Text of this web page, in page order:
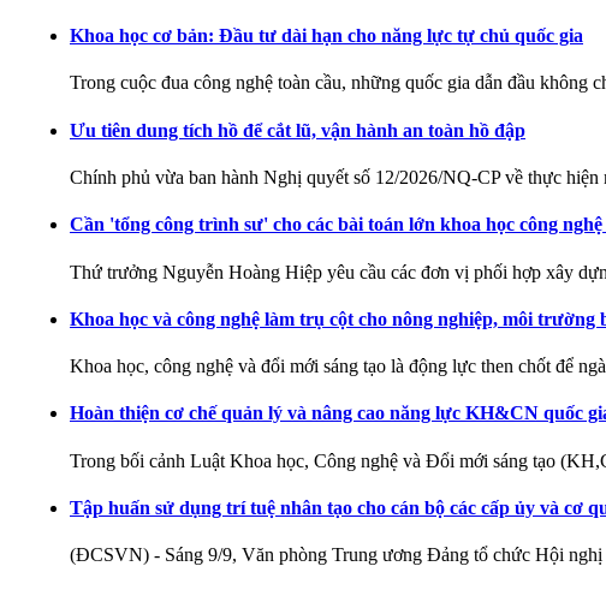
Khoa học cơ bản: Đầu tư dài hạn cho năng lực tự chủ quốc gia
Trong cuộc đua công nghệ toàn cầu, những quốc gia dẫn đầu không
Ưu tiên dung tích hồ để cắt lũ, vận hành an toàn hồ đập
Chính phủ vừa ban hành Nghị quyết số 12/2026/NQ-CP về thực
Cần 'tổng công trình sư' cho các bài toán lớn khoa học công
Thứ trưởng Nguyễn Hoàng Hiệp yêu cầu các đơn vị phối hợp xây
Khoa học và công nghệ làm trụ cột cho nông nghiệp, môi trường
Khoa học, công nghệ và đổi mới sáng tạo là động lực then chốt để
Hoàn thiện cơ chế quản lý và nâng cao năng lực KH&CN quốc
Trong bối cảnh Luật Khoa học, Công nghệ và Đổi mới sáng tạo
Tập huấn sử dụng trí tuệ nhân tạo cho cán bộ các cấp ủy và cơ
(ĐCSVN) - Sáng 9/9, Văn phòng Trung ương Đảng tổ chức Hội